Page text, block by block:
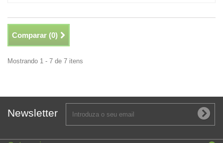
Comparar (0)
Mostrando 1 - 7 de 7 itens
Newsletter